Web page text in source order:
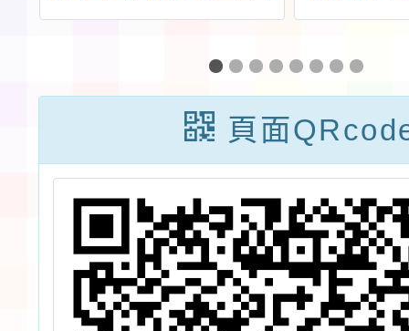
理指引，請同仁
確實遵守
育
頁面